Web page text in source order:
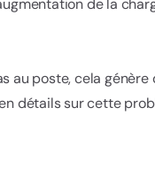
de la
au poste, cela
détails sur cette